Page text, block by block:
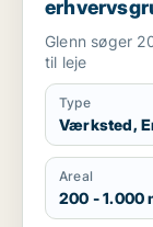
Aalborg
Glenn søger
til leje
Type
Værksted,
Areal
200 - 1.000